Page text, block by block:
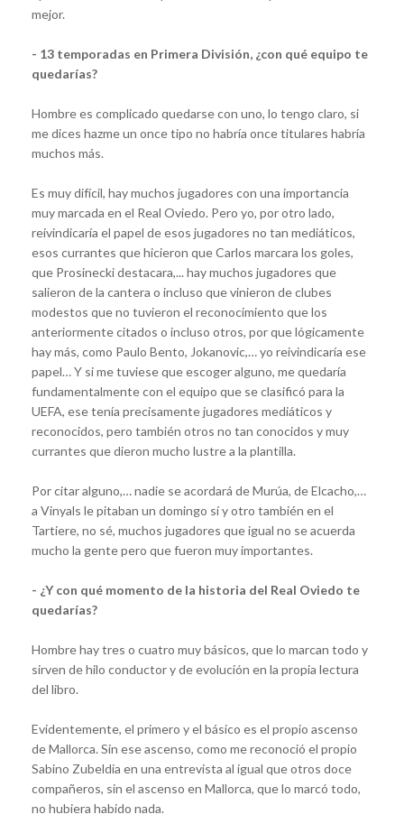
mejor.
- 13 temporadas en Primera División, ¿con qué equipo te
quedarías?
Hombre es complicado quedarse con uno, lo tengo claro, si
me dices hazme un once tipo no habría once titulares habría
muchos más.
Es muy difícil, hay muchos jugadores con una importancia
muy marcada en el Real Oviedo. Pero yo, por otro lado,
reivindicaría el papel de esos jugadores no tan mediáticos,
esos currantes que hicieron que Carlos marcara los goles,
que Prosinecki destacara,... hay muchos jugadores que
salieron de la cantera o incluso que vinieron de clubes
modestos que no tuvieron el reconocimiento que los
anteriormente citados o incluso otros, por que lógicamente
hay más, como Paulo Bento, Jokanovic,… yo reivindicaría ese
papel… Y si me tuviese que escoger alguno, me quedaría
fundamentalmente con el equipo que se clasificó para la
UEFA, ese tenía precisamente jugadores mediáticos y
reconocidos, pero también otros no tan conocidos y muy
currantes que dieron mucho lustre a la plantilla.
Por citar alguno,… nadie se acordará de Murúa, de Elcacho,…
a Vinyals le pitaban un domingo sí y otro también en el
Tartiere, no sé, muchos jugadores que igual no se acuerda
mucho la gente pero que fueron muy importantes.
- ¿Y con qué momento de la historia del Real Oviedo te
quedarías?
Hombre hay tres o cuatro muy básicos, que lo marcan todo y
sirven de hilo conductor y de evolución en la propia lectura
del libro.
Evidentemente, el primero y el básico es el propio ascenso
de Mallorca. Sin ese ascenso, como me reconoció el propio
Sabino Zubeldia en una entrevista al igual que otros doce
compañeros, sin el ascenso en Mallorca, que lo marcó todo,
no hubiera habido nada.